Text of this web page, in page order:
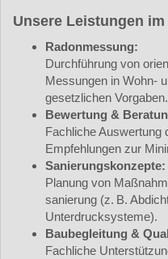
Unsere Leistungen
Radonmessung:
Durchführung von
Messungen in Wohn-
gesetzlichen Vorgaben.
Bewertung &
Fachliche Auswertung
Empfehlungen zur
Sanierungskonzepte:
Planung von
sanierung (z. B.
Unterdrucksysteme).
Baubegleitung &
Fachliche